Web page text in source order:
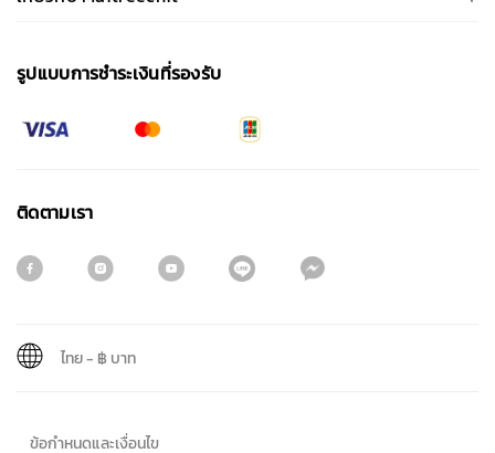
รูปแบบการชําระเงินที่รองรับ
ติดตามเรา
ข้อกำหนดและเงื่อนไข
ไทย- ฿ บาท
ชื่อ